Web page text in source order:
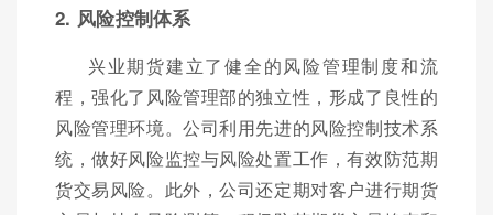
2. 风险控制体系
兴业期货建立了健全的风险管理制度和流
程，强化了风险管理部的独立性，形成了良性的
风险管理环境。公司利用先进的风险控制技术系
统，做好风险监控与风险处置工作，有效防范期
货交易风险。此外，公司还定期对客户进行期货